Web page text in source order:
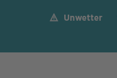
Unwetter